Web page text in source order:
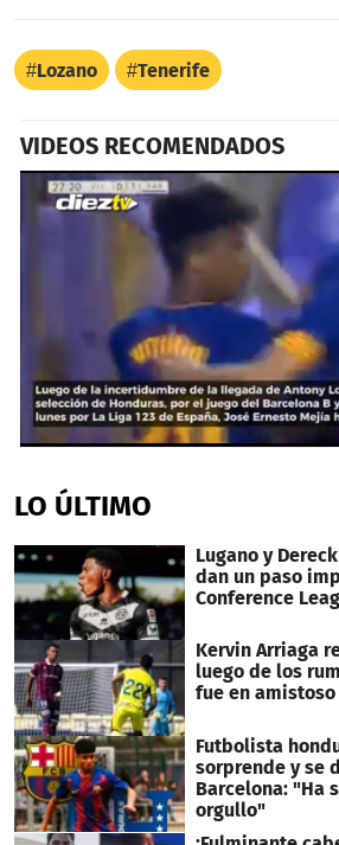
Lozano Tenerife
VIDEOS RECOMENDADOS
of
53
LO ÚLTIMO
Lugano y
dan un paso
Conference
Kervin Arriaga
luego de los
fue en amistoso
Futbolista
sorprende y se
Barcelona: "Ha
orgullo"